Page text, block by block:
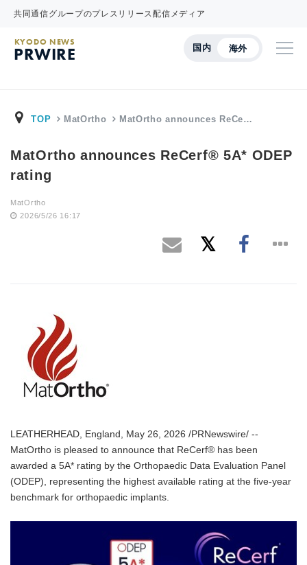
共同通信グループのプレスリリース配信メディア
国内 海外
KYODO NEWS
PRWIRE
TOP MatOrtho MatOrtho announces ReCe…
MatOrtho announces ReCerf® 5A* ODEP
rating
MatOrtho
2026/5/26 16:17
LEATHERHEAD, England, May 26, 2026 /PRNewswire/ --
MatOrtho is pleased to announce that ReCerf® has been
awarded a 5A* rating by the Orthopaedic Data Evaluation Panel
(ODEP), representing the highest available rating at the five-year
benchmark for orthopaedic implants.